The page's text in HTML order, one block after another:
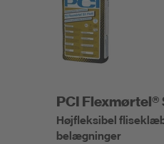
PCI Flexmørtel®
Højfleksibel
belægninger